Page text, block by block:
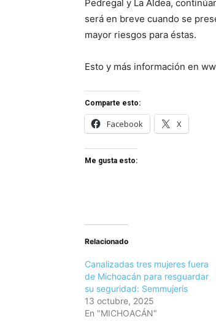
Pedregal y La Aldea,
será en breve cuando se
mayor riesgos para éstas.
Esto y más información en
Comparte esto:
Facebook X
Me gusta esto:
Relacionado
Canalizadas tres mujeres fuera
de Michoacán para resguardar
su seguridad: Semmujeris
13 octubre, 2025
En "MICHOACÁN"